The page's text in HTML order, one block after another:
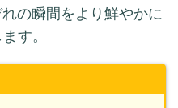
の瞬間をより鮮やかに
す。